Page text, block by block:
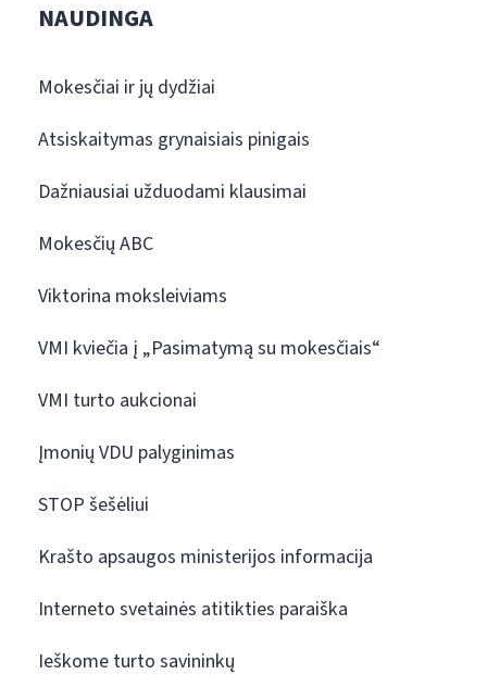
NAUDINGA
Mokesčiai ir jų dydžiai
Atsiskaitymas grynaisiais pinigais
Dažniausiai užduodami klausimai
Mokesčių ABC
Viktorina moksleiviams
VMI kviečia į „Pasimatymą su mokesčiais“
VMI turto aukcionai
Įmonių VDU palyginimas
STOP šešėliui
Krašto apsaugos ministerijos informacija
Interneto svetainės atitikties paraiška
Ieškome turto savininkų